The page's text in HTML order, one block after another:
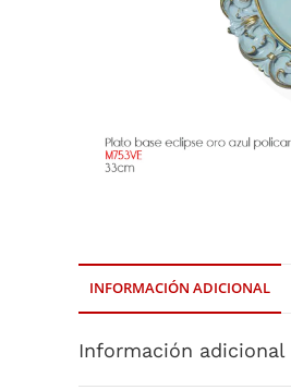
INFORMACIÓN ADICIONAL
Información adicional